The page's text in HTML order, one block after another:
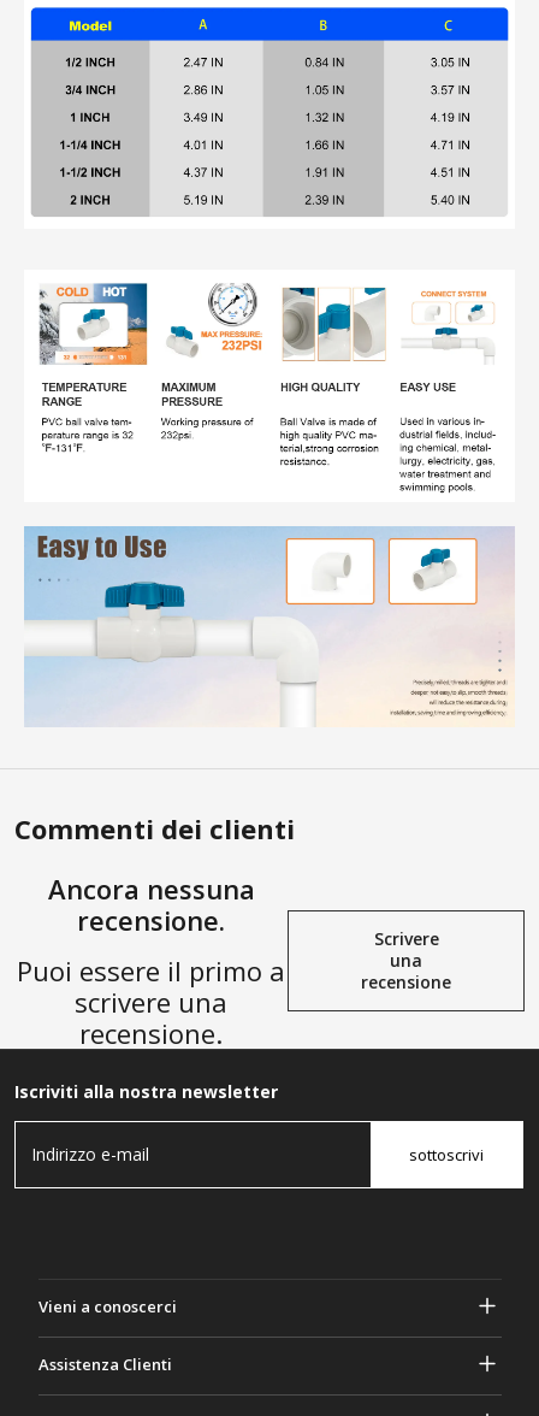
Commenti dei clienti
Ancora nessuna
recensione.
Puoi essere il primo a
scrivere una
recensione.
Scrivere
una
recensione
Iscriviti alla nostra newsletter
sottoscrivi
Vieni a conoscerci
Assistenza Clienti